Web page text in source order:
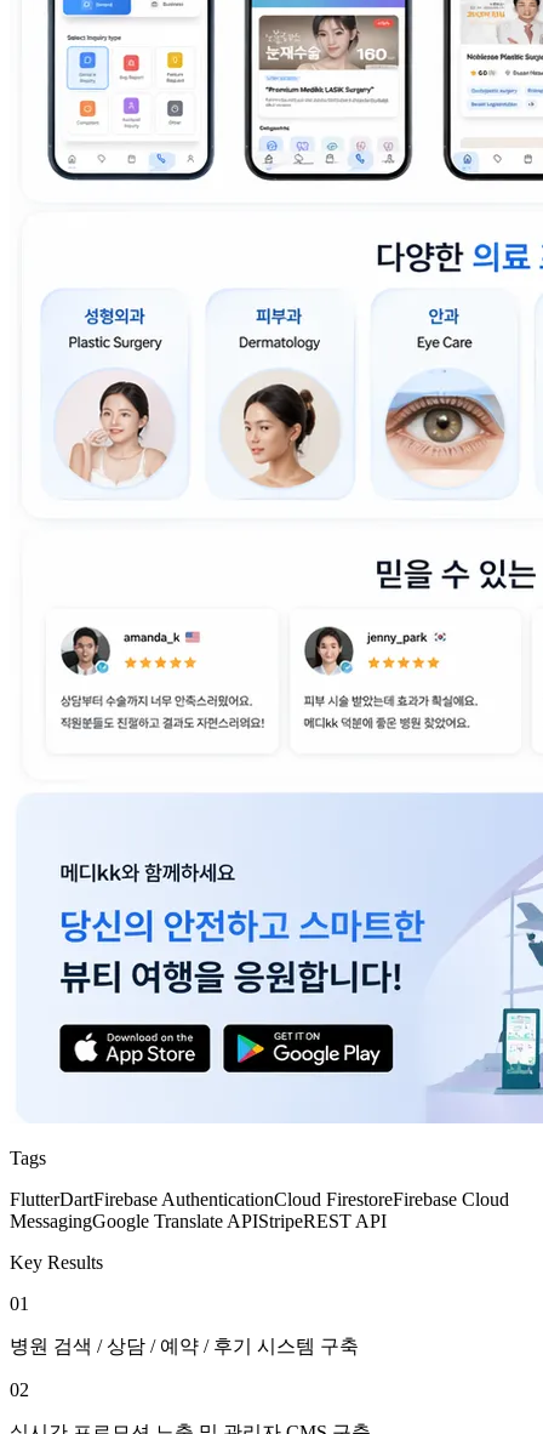
Tags
FlutterDartFirebase AuthenticationCloud FirestoreFirebase Cloud
MessagingGoogle Translate APIStripeREST API
Key Results
01
병원 검색 / 상담 / 예약 / 후기 시스템 구축
02